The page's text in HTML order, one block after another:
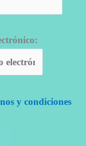
y condiciones